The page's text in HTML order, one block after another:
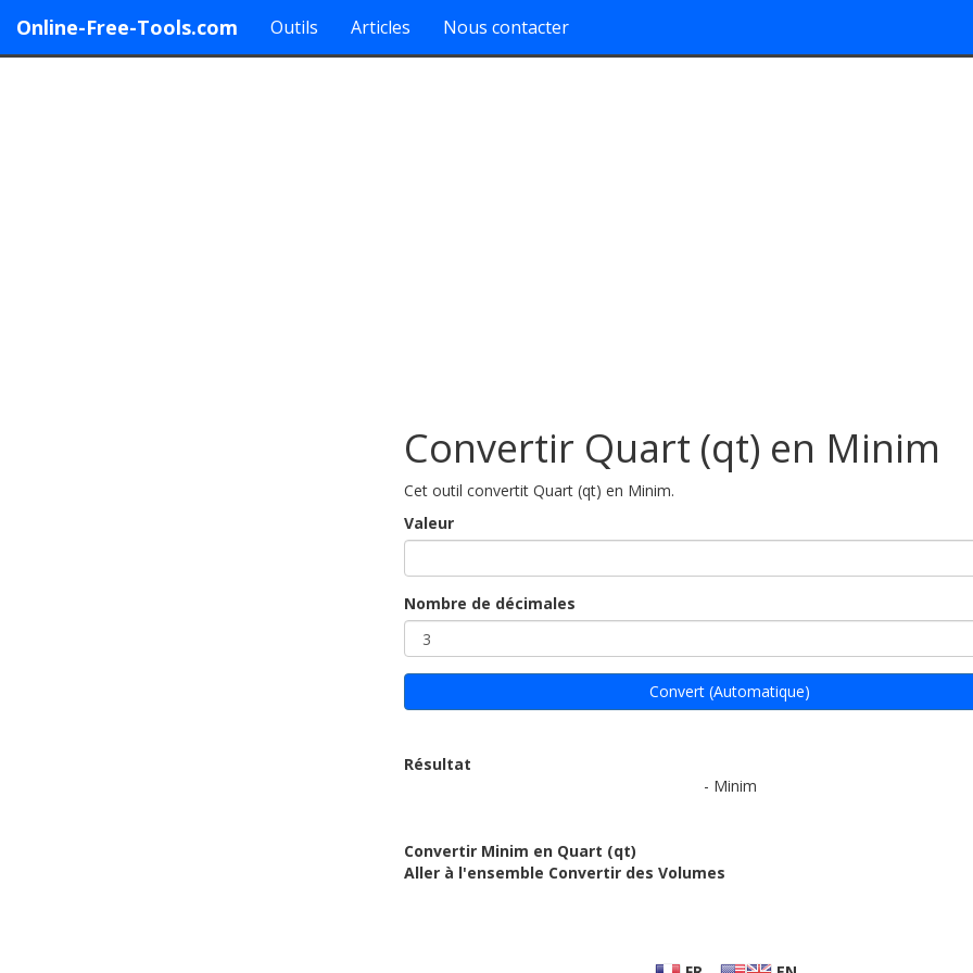
Online-Free-Tools.com Outils Articles Nous contacter
Convertir Quart (qt) en Minim
Cet outil convertit Quart (qt) en Minim.
Valeur
Nombre de décimales
Convert (Automatique)
Résultat
- Minim
Convertir Minim en Quart (qt)
Aller à l'ensemble Convertir des Volumes